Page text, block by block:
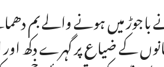
میں ہونے والے بم
کے ضیاع پر گہرے دکھ اور